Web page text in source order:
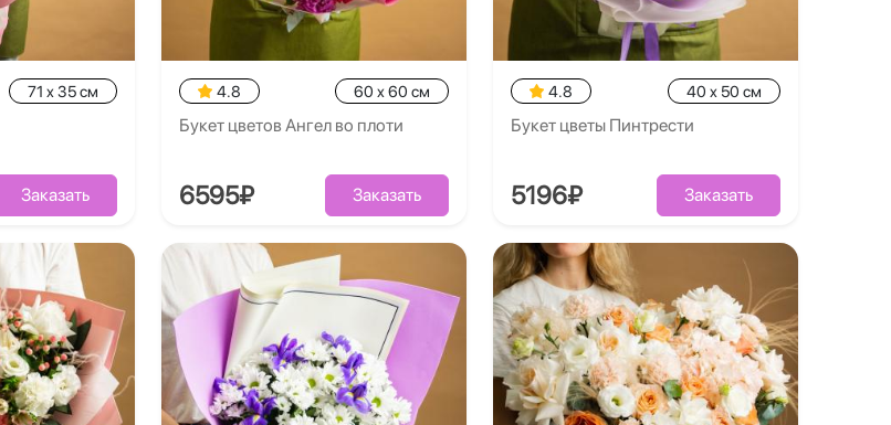
71 x 35 см
Заказать
4.8 60 x 60 см
Букет цветов Ангел во плоти
6595₽ Заказать
4.8 40 x 50 см
Букет цветы Пинтрести
5196₽ Заказать